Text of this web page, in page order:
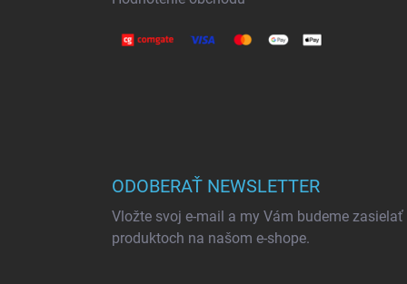
ODOBERAŤ NEWSLETTER
Vložte svoj e-mail a my Vám budeme
produktoch na našom e-shope.